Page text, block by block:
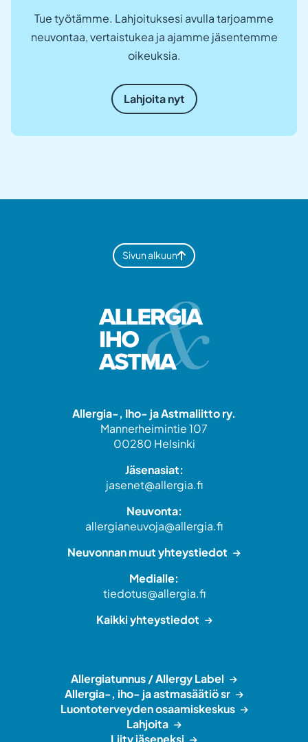
Tue työtämme. Lahjoituksesi avulla tarjoamme
neuvontaa, vertaistukea ja ajamme jäsentemme
oikeuksia.
Lahjoita nyt
Sivun alkuun
Allergia-, Iho- ja Astmaliitto ry.
Mannerheimintie 107
00280 Helsinki
Jäsenasiat:
jasenet@allergia.fi
Neuvonta:
allergianeuvoja@allergia.fi
Neuvonnan muut yhteystiedot
Medialle:
tiedotus@allergia.fi
Kaikki yhteystiedot
Allergiatunnus / Allergy Label
Allergia-, iho- ja astmasäätiö sr
Luontoterveyden osaamiskeskus
Lahjoita
Liity jäseneksi